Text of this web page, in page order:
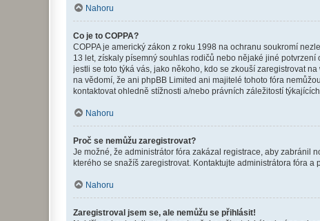
Nahoru
Co je to COPPA?
COPPA je americký zákon z roku 1998 na ochranu soukromí
13 let, získaly písemný souhlas rodičů nebo nějaké jiné
jestli se toto týká vás, jako někoho, kdo se zkouší zaregistrovat
na vědomí, že ani phpBB Limited ani majitelé tohoto fóra
kontaktovat ohledně stížnosti a/nebo právních záležitostí týkajících
Nahoru
Proč se nemůžu zaregistrovat?
Je možné, že administrátor fóra zakázal registrace, aby zabránil
kterého se snažíš zaregistrovat. Kontaktujte administrátora fóra a
Nahoru
Zaregistroval jsem se, ale nemůžu se přihlásit!